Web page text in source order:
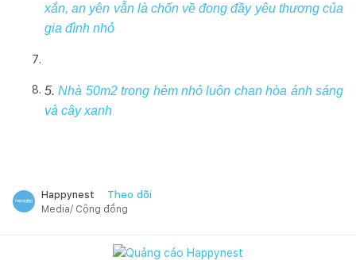
xắn, an yên vẫn là chốn về đong đầy yêu thương của
gia đình nhỏ
5.Nhà 50m2 trong hẻm nhỏ luôn chan hòa ánh sáng
và cây xanh
Happynest Theo dõi
Media/ Cộng đồng